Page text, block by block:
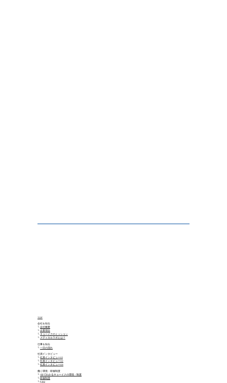
TOP
会社を知る
└会社概要
└企業理念
└キョーイクのミッション
└ メディカルラボとは？
仕事を知る
└一日の流れ
社員インタビュー
└社員インタビュー01
└社員インタビュー02
└社員インタビュー03
働く環境・研修制度
└1分でわかるキョーイクの環境・制度
└研修制度
└FAQ